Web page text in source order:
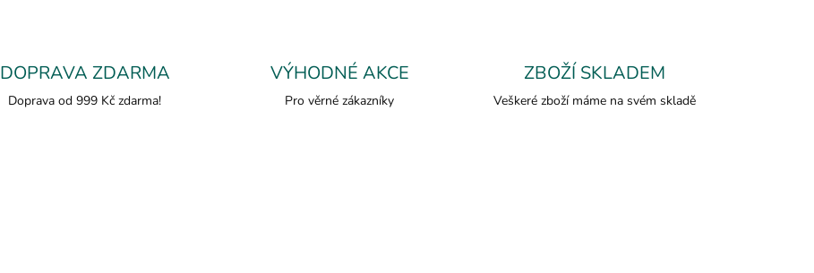
DOPRAVA ZDARMA
Doprava od 999 Kč zdarma!
VÝHODNÉ AKCE
Pro věrné zákazníky
ZBOŽÍ SKLADEM
Veškeré zboží máme na svém skladě